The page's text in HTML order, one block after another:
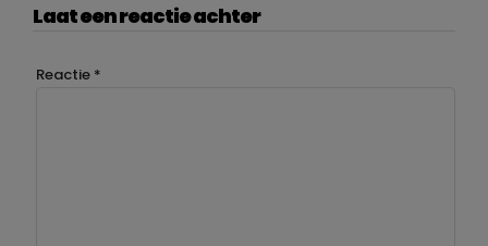
Laat een reactie achter
Reactie *